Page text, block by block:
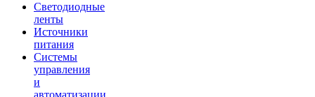
Светодиодные
ленты
Источники
питания
Системы
управления
и
автоматизации